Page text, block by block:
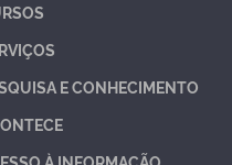
E CONHECIMENTO